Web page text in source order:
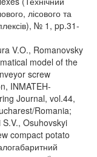
лісового та
№ 1, pp.31-
V.O., Romanovsky
model of the
screw
INMATEH-
Journal, vol.44,
Romania;
Osuhovskyi
compact potato